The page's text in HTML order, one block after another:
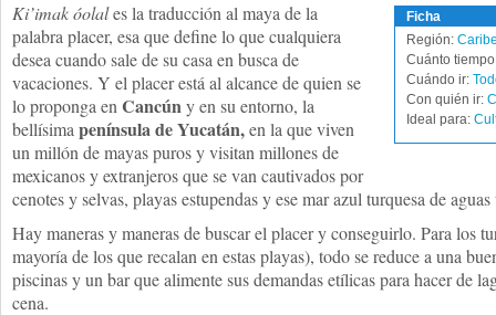
Ficha
Región:
Cuánto
Cuándo ir:
Con quién ir:
Ideal para:
Ki’imak óolales la traducción al maya de la
palabra placer, esa que define lo que cualquiera
desea cuando sale de su casa en busca de
vacaciones. Y el placer está al alcance de quien se
lo proponga en Cancúny en su entorno, la
bellísima península de Yucatán,en la que viven
un millón de mayas puros y visitan millones de
mexicanos y extranjeros que se van cautivados por
cenotes y selvas, playas estupendas y ese mar azul turquesa de aguas
Hay maneras y maneras de buscar el placer y conseguirlo. Para los
mayoría de los que recalan en estas playas), todo se reduce a una
piscinas y un bar que alimente sus demandas etílicas para hacer de
cena.